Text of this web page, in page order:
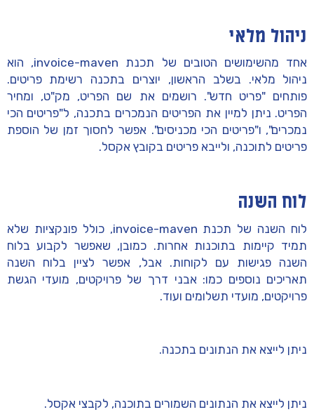
ניהול מלאי
אחד מהשימושים הטובים של תכנת invoice-maven, הוא
ניהול מלאי. בשלב הראשון, יוצרים בתכנה רשימת פריטים.
פותחים "פריט חדש". רושמים את שם הפריט, מק"ט, ומחיר
הפריט. ניתן למיין את הפריטים הנמכרים בתכנה, ל"פריטים הכי
נמכרים", ו"פריטים הכי מכניסים". אפשר לחסוך זמן של הוספת
פריטים לתוכנה, ולייבא פריטים בקובץ אקסל.
לוח השנה
לוח השנה של תכנת invoice-maven, כולל פונקציות שלא
תמיד קיימות בתוכנות אחרות. כמובן, שאפשר לקבוע בלוח
השנה פגישות עם לקוחות. אבל, אפשר לציין בלוח השנה
תאריכים נוספים כמו: אבני דרך של פרויקטים, מועדי הגשת
פרויקטים, מועדי תשלומים ועוד.
ניתן לייצא את הנתונים בתכנה.
ניתן לייצא את הנתונים השמורים בתוכנה, לקבצי אקסל.